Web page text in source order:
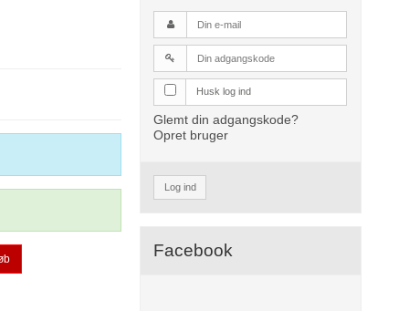
Husk log ind
Glemt din adgangskode?
Opret bruger
Log ind
Facebook